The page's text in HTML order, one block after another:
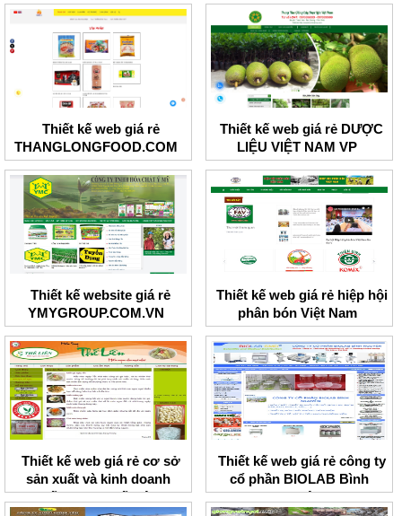
Thiết kế web giá rẻ
THANGLONGFOOD.COM
Thiết kế web giá rẻ DƯỢC
LIỆU VIỆT NAM VP
Thiết kế website giá rẻ
YMYGROUP.COM.VN
Thiết kế web giá rẻ hiệp hội
phân bón Việt Nam
Thiết kế web giá rẻ cơ sở
sản xuất và kinh doanh
miến dong Thế Liên
Thiết kế web giá rẻ công ty
cổ phần BIOLAB Bình
Nguyên